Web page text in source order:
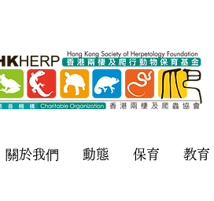
關於我們 動態 保育 教育